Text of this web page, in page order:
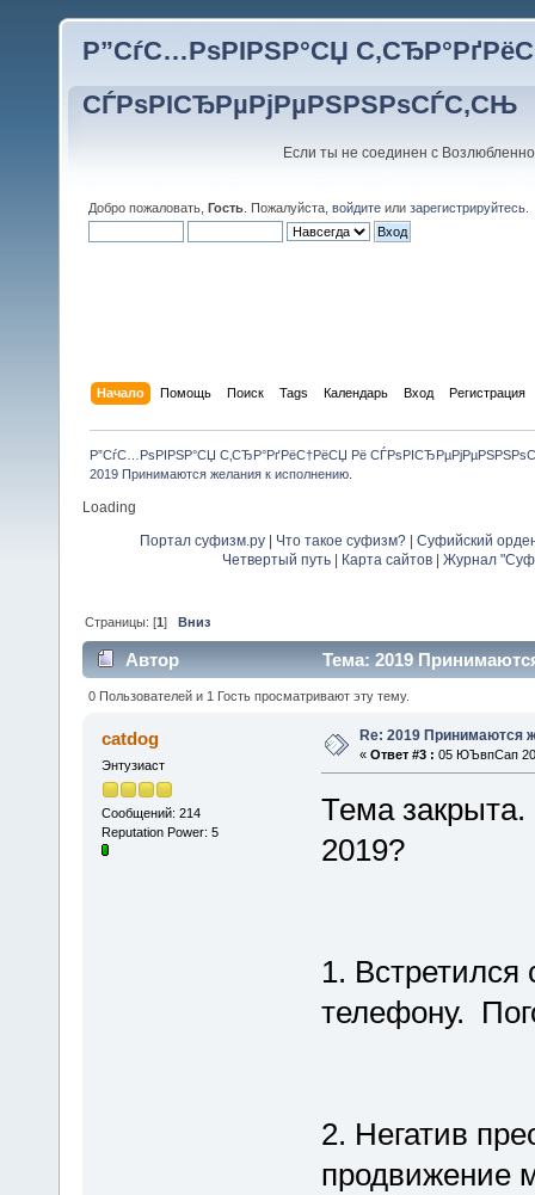
Р”СѓС…РѕРІРЅР°СЏ
СЃРѕРІСЂРµРјРµРЅРЅРѕСЃС‚СЊ
Если ты не соединен с
Добро пожаловать, Гость . Пожалуйста, войдите или зарегистрируйтесь
Начало Помощь Поиск Tags Календарь Вход Регистрация
Р”СѓС…РѕРІРЅР°СЏ С‚СЂР°РґРёС†РёСЏ Рё
2019 Принимаются желания к исполнению.
Loading
Портал суфизм.ру Что такое суфизм?
Суфийский
Четвертый путь| Карта сайтов| Журнал
Страницы: [1] Вниз
Автор Тема: 2019
0 Пользователей и 1 Гость просматривают эту тему.
catdog
Энтузиаст
Сообщений: 214
Reputation Power: 5
Re: 2019 Принимаются
« Ответ #3 : 05 ЮЪвпСап
Тема
2019?
1.
телефону.
2. Негатив
продвижение